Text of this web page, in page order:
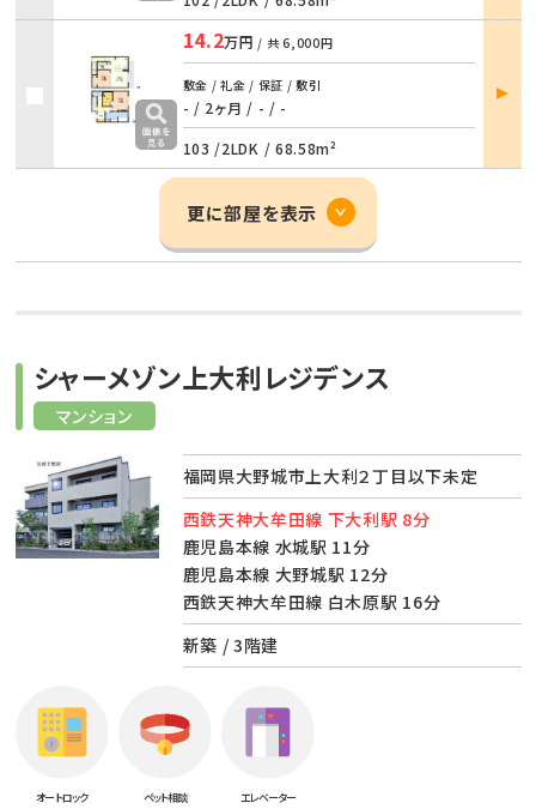
14.2万円 / 共6,000円
敷金 / 礼金 / 保証 / 敷引
- / 2ヶ月 / - / -
103 /2LDK / 68.58m²
部屋
詳細
更に部屋を表示
マンション
シャーメゾン上大利レジデンス
福岡県大野城市上大利２丁目以下未定
西鉄天神大牟田線 下大利駅 8分
鹿児島本線 水城駅 11分
鹿児島本線 大野城駅 12分
西鉄天神大牟田線 白木原駅 16分
新築 / 3階建
オートロック ペット相談 エレベーター